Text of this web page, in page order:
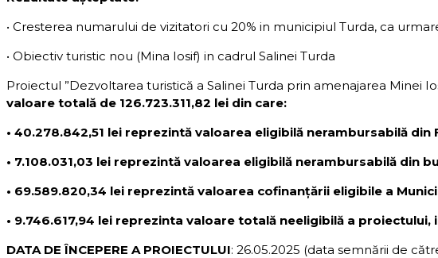
• Cresterea numarului de vizitatori cu 20% in municipiul Turda, ca
• Obiectiv turistic nou (Mina Iosif) in cadrul Salinei Turda
Proiectul ”Dezvoltarea turistică a Salinei Turda prin amenajarea Minei
valoare totală de 126.723.311,82 lei din care:
• 40.278.842,51 lei reprezintă valoarea eligibilă nerambursabilă din
• 7.108.031,03 lei reprezintă valoarea eligibilă nerambursabilă din
• 69.589.820,34 lei reprezintă valoarea cofinanțării eligibile a
• 9.746.617,94 lei reprezinta valoare totală neeligibilă a proiectului,
DATA DE ÎNCEPERE A PROIECTULUI: 26.05.2025 (data semnării de